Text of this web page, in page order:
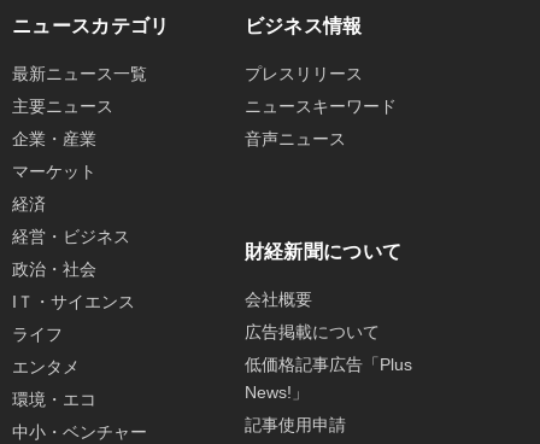
ニュースカテゴリ
最新ニュース一覧
主要ニュース
企業・産業
マーケット
経済
経営・ビジネス
政治・社会
IＴ・サイエンス
ライフ
エンタメ
環境・エコ
中小・ベンチャー
ビジネス情報
プレスリリース
ニュースキーワード
音声ニュース
財経新聞について
会社概要
広告掲載について
低価格記事広告「Plus
News!」
記事使用申請